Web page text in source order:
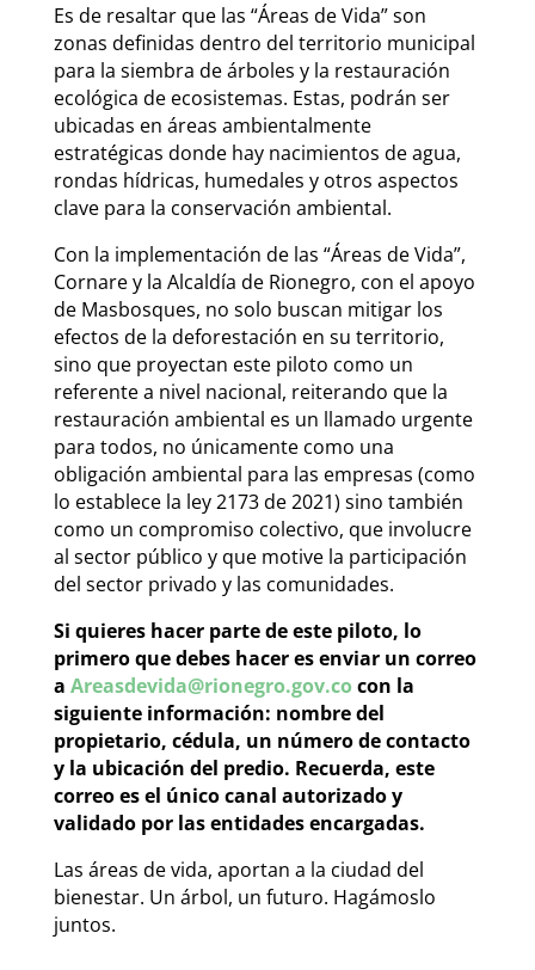
Es de resaltar que las “Áreas de Vida” son
zonas definidas dentro del territorio municipal
para la siembra de árboles y la restauración
ecológica de ecosistemas. Estas, podrán ser
ubicadas en áreas ambientalmente
estratégicas donde hay nacimientos de agua,
rondas hídricas, humedales y otros aspectos
clave para la conservación ambiental.
Con la implementación de las “Áreas de Vida”,
Cornare y la Alcaldía de Rionegro, con el apoyo
de Masbosques, no solo buscan mitigar los
efectos de la deforestación en su territorio,
sino que proyectan este piloto como un
referente a nivel nacional, reiterando que la
restauración ambiental es un llamado urgente
para todos, no únicamente como una
obligación ambiental para las empresas (como
lo establece la ley 2173 de 2021) sino también
como un compromiso colectivo, que involucre
al sector público y que motive la participación
del sector privado y las comunidades.
Si quieres hacer parte de este piloto, lo
primero que debes hacer es enviar un correo
a Areasdevida@rionegro.gov.co con la
siguiente información: nombre del
propietario, cédula, un número de contacto
y la ubicación del predio. Recuerda, este
correo es el único canal autorizado y
validado por las entidades encargadas.
Las áreas de vida, aportan a la ciudad del
bienestar. Un árbol, un futuro. Hagámoslo
juntos.